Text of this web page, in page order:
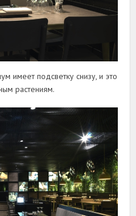
имеет подсветку снизу, и это
растениям.